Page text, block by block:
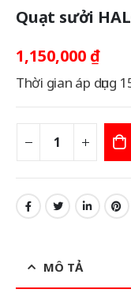
Quạt sưởi
1,150,000 ₫
Thời gian áp dụng
MÔ TẢ